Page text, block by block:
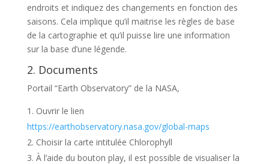
endroits et indiquez des changements en fonction des
saisons. Cela implique qu’il maitrise les règles de base
de la cartographie et qu’il puisse lire une information
sur la base d’une légende.
2. Documents
Portail “Earth Observatory” de la NASA,
Ouvrir le lien
https://earthobservatory.nasa.gov/global-maps
Choisir la carte intitulée Chlorophyll
À l’aide du bouton play, il est possible de visualiser la